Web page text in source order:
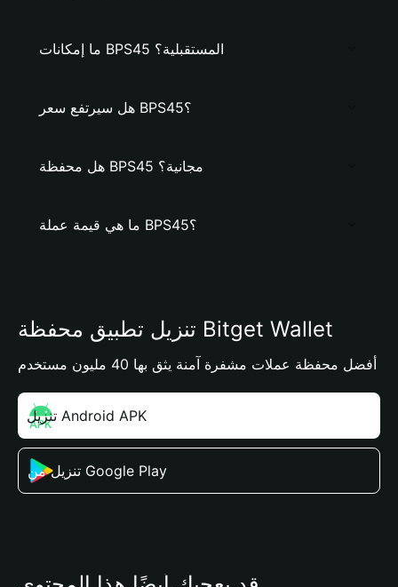
ما إمكانات BPS45 المستقبلية؟
هل سيرتفع سعر BPS45؟
هل محفظة BPS45 مجانية؟
ما هي قيمة عملة BPS45؟
تنزيل تطبيق محفظة Bitget Wallet
أفضل محفظة عملات مشفرة آمنة يثق بها 40 مليون مستخدم
تنزيل Android APK
تنزيل من Google Play